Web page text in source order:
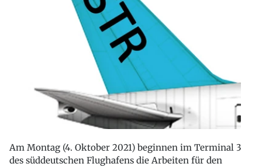
Am Montag (4. Oktober 2021) beginnen im Terminal 3
des süddeutschen Flughafens die Arbeiten für den